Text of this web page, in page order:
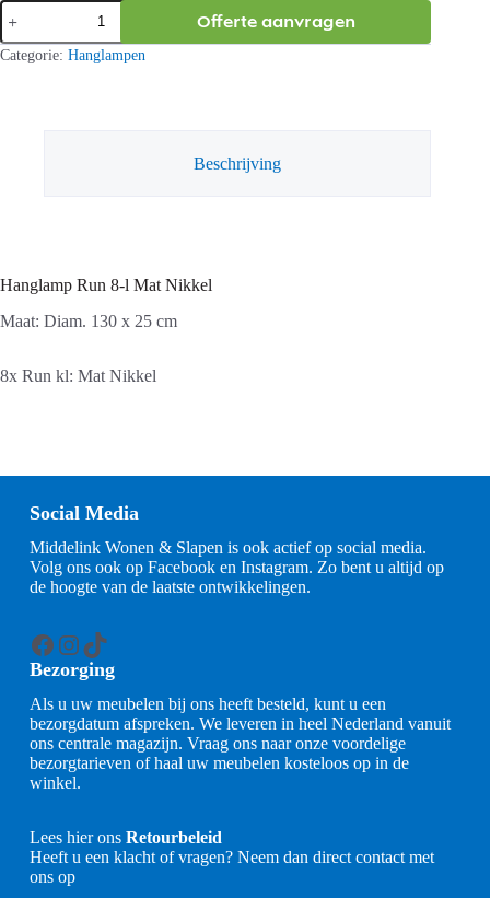
Hanglamp
Run
8-
l
Offerte aanvragen
Categorie: Hanglampen
Beschrijving
Hanglamp Run 8-l Mat Nikkel
Maat: Diam. 130 x 25 cm
8x Run kl: Mat Nikkel
Social Media
Middelink Wonen & Slapen is ook actief op social media.
Volg ons ook op Facebook en Instagram. Zo bent u altijd op
de hoogte van de laatste ontwikkelingen.
Facebook
Instagram
TikTok
Bezorging
Als u uw meubelen bij ons heeft besteld, kunt u een
bezorgdatum afspreken. We leveren in heel Nederland vanuit
ons centrale magazijn. Vraag ons naar onze voordelige
bezorgtarieven of haal uw meubelen kosteloos op in de
winkel.
Lees hier ons Retourbeleid
Heeft u een klacht of vragen? Neem dan direct contact met
ons op